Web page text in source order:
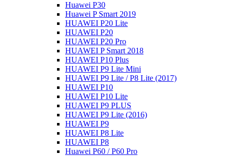
Huawei P30
Huawei P Smart 2019
HUAWEI P20 Lite
HUAWEI P20
HUAWEI P20 Pro
HUAWEI P Smart 2018
HUAWEI P10 Plus
HUAWEI P9 Lite Mini
HUAWEI P9 Lite / P8 Lite (2017)
HUAWEI P10
HUAWEI P10 Lite
HUAWEI P9 PLUS
HUAWEI P9 Lite (2016)
HUAWEI P9
HUAWEI P8 Lite
HUAWEI P8
Huawei P60 / P60 Pro